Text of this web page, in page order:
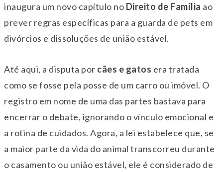
inaugura um novo capítulo no Direito de Família ao
prever regras específicas para a guarda de pets em
divórcios e dissoluções de união estável.
Até aqui, a disputa por cães e gatos era tratada
como se fosse pela posse de um carro ou imóvel. O
registro em nome de uma das partes bastava para
encerrar o debate, ignorando o vínculo emocional e
a rotina de cuidados. Agora, a lei estabelece que, se
a maior parte da vida do animal transcorreu durante
o casamento ou união estável, ele é considerado de